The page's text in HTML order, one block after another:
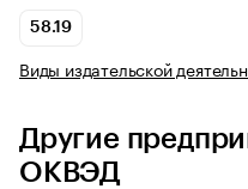
58.19
Виды издательской
Другие
ОКВЭД